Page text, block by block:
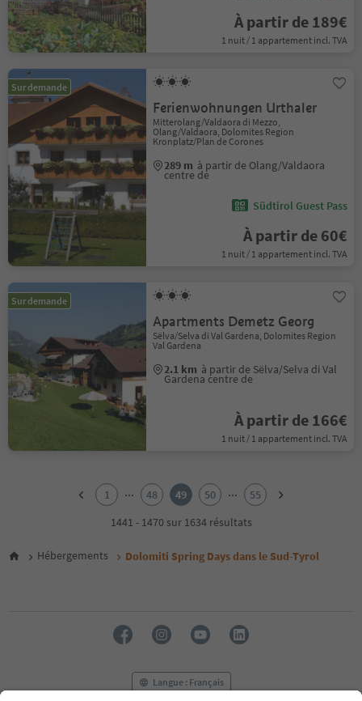
À partir de 189€
1 nuit / 1 appartement incl. TVA
Sur demande
Ferienwohnungen Urthaler
Mitterolang/Valdaora di Mezzo,
Olang/Valdaora, Dolomites Region
Kronplatz/Plan de Corones
289 m à partir de Olang/Valdaora
centre de
Südtirol Guest Pass
À partir de 60€
1 nuit / 1 appartement incl. TVA
Sur demande
Apartments Demetz Georg
Sëlva/Selva di Val Gardena, Dolomites Region
Val Gardena
2.1 km à partir de Sëlva/Selva di Val
Gardena centre de
À partir de 166€
1 nuit / 1 appartement incl. TVA
6
1 ... 48 49 50 ...
55
1441 - 1470 sur 1634 résultats
Hébergements Dolomiti Spring Days dans le Sud-Tyrol
Langue : Français